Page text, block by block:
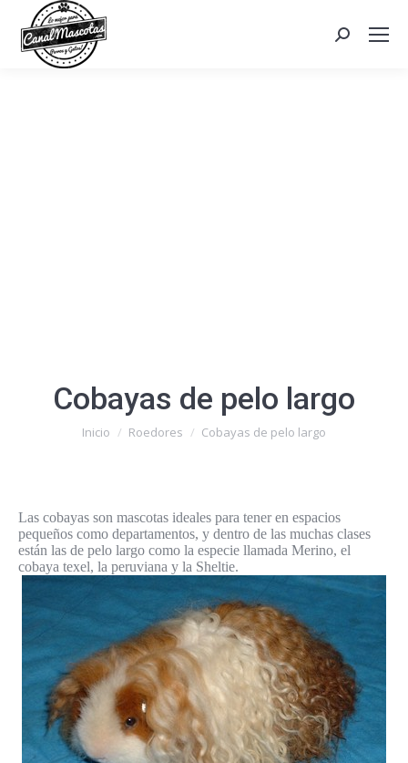
Search:
Cobayas de pelo largo
Estás aquí:
Inicio Roedores Cobayas de pelo largo
Las cobayas son mascotas ideales para tener en espacios
pequeños como departamentos, y dentro de las muchas clases
están las de pelo largo como la especie llamada Merino, el
cobaya texel, la peruviana y la Sheltie.